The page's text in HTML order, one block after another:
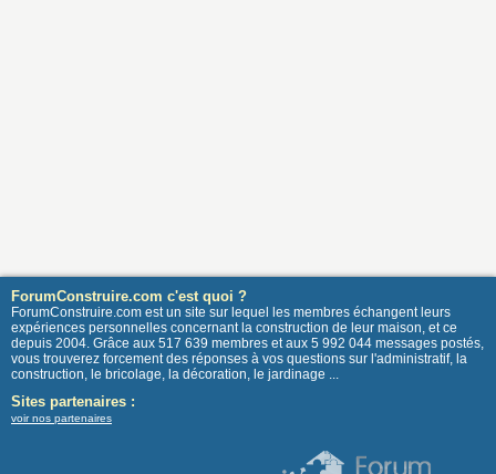
ForumConstruire.com c'est quoi ?
ForumConstruire.com est un site sur lequel les membres échangent leurs
expériences personnelles concernant la construction de leur maison, et ce
depuis 2004. Grâce aux 517 639 membres et aux 5 992 044 messages postés,
vous trouverez forcement des réponses à vos questions sur l'administratif, la
construction, le bricolage, la décoration, le jardinage ...
Sites partenaires :
voir nos partenaires